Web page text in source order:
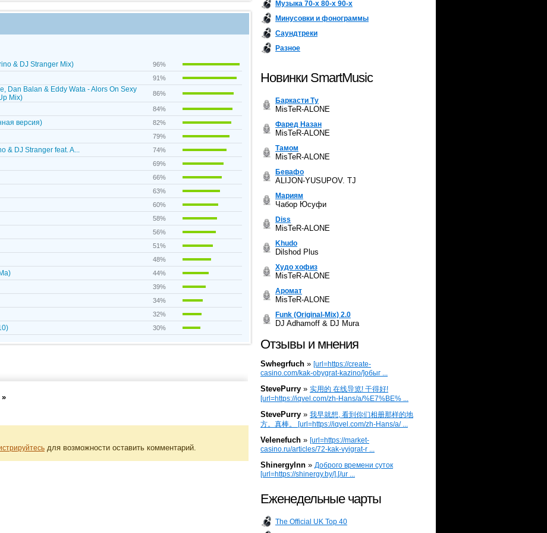
& DJ Stranger Mix)
96%
91%
Dan Balan & Eddy Wata - Alors On Sexy
Mix)
86%
84%
версия)
82%
79%
& DJ Stranger feat. A...
74%
69%
66%
63%
60%
58%
56%
51%
48%
44%
39%
34%
32%
30%
»
для возможности оставить комментарий.
Музыка 70-х 80-х 90-х
Минусовки и фонограммы
Саундтреки
Разное
Новинки SmartMusic
Баркасти Ту
MisTeR-ALONE
Фаред Назан
MisTeR-ALONE
Тамом
MisTeR-ALONE
Бевафо
ALIJON-YUSUPOV. TJ
Мариям
Чабор Юсуфи
Diss
MisTeR-ALONE
Khudo
Dilshod Plus
Худо хофиз
MisTeR-ALONE
Аромат
MisTeR-ALONE
Funk (Original-Mix) 2.0
DJ Adhamoff & DJ Mura
Отзывы и мнения
Swhegrfuch » [url=https://create-
casino.com/kak-obygrat-kazino/]обыг ...
StevePurry » 实用的 在线导览! 干得好!
[url=https://iqvel.com/zh-Hans/a/%E7%BE% ...
StevePurry » 我早就想, 看到你们相册那样的地
方。真棒。 [url=https://iqvel.com/zh-Hans/a/ ...
Velenefuch » [url=https://market-
casino.ru/articles/72-kak-vyigrat-r ...
Shinergylnn » Доброго времени суток
[url=https://shinergy.by/].[/ur ...
Еженедельные чарты
The Official UK Top 40